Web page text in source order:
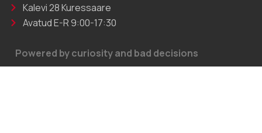
Kalevi 28 Kuressaare
Avatud E-R 9:00-17:30
Powered by curiosity and bad decisions